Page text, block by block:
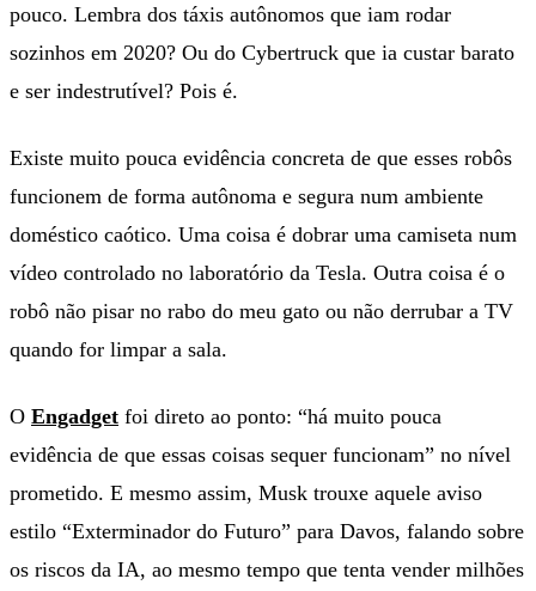
pouco. Lembra dos táxis autônomos que iam rodar
sozinhos em 2020? Ou do Cybertruck que ia custar barato
e ser indestrutível? Pois é.
Existe muito pouca evidência concreta de que esses robôs
funcionem de forma autônoma e segura num ambiente
doméstico caótico. Uma coisa é dobrar uma camiseta num
vídeo controlado no laboratório da Tesla. Outra coisa é o
robô não pisar no rabo do meu gato ou não derrubar a TV
quando for limpar a sala.
O Engadget foi direto ao ponto: “há muito pouca
evidência de que essas coisas sequer funcionam” no nível
prometido. E mesmo assim, Musk trouxe aquele aviso
estilo “Exterminador do Futuro” para Davos, falando sobre
os riscos da IA, ao mesmo tempo que tenta vender milhões